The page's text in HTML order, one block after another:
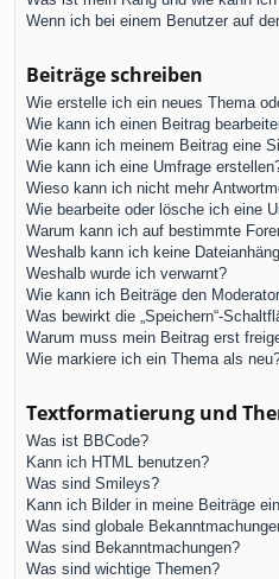
Wenn ich bei einem Benutzer auf
Beiträge schreiben
Wie erstelle ich ein neues Thema
Wie kann ich einen Beitrag
Wie kann ich meinem Beitrag eine
Wie kann ich eine Umfrage
Wieso kann ich nicht mehr
Wie bearbeite oder lösche ich eine
Warum kann ich auf bestimmte
Weshalb kann ich keine
Weshalb wurde ich verwarnt?
Wie kann ich Beiträge den
Was bewirkt die „Speichern“-
Warum muss mein Beitrag erst
Wie markiere ich ein Thema als
Textformatierung und
Was ist BBCode?
Kann ich HTML benutzen?
Was sind Smileys?
Kann ich Bilder in meine Beiträge
Was sind globale
Was sind Bekanntmachungen?
Was sind wichtige Themen?